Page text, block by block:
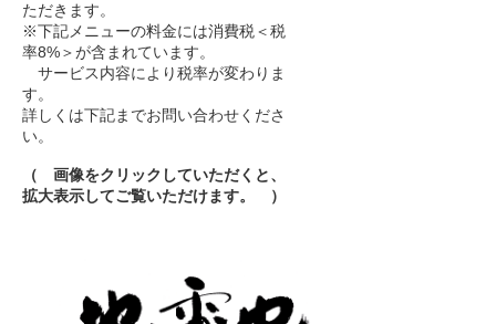
ただきます。
※下記メニューの料金には消費税＜税
率8%＞が含まれています。
サービス内容により税率が変わりま
す。
詳しくは下記までお問い合わせくださ
い。
（ 画像をクリックしていただくと、
拡大表示してご覧いただけます。 ）